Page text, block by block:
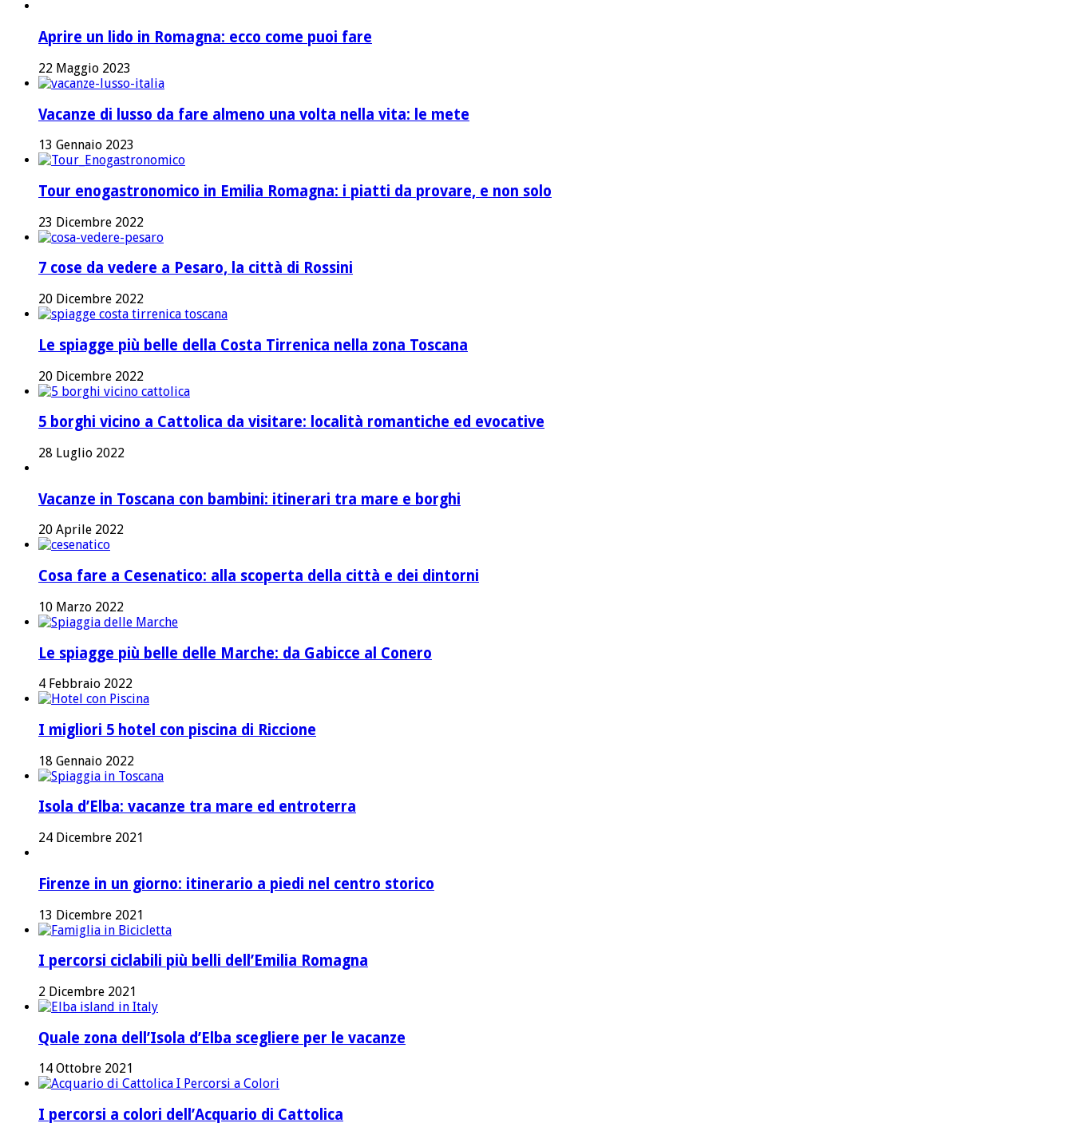
Aprire un lido in Romagna: ecco come puoi fare
22 Maggio 2023
Vacanze di lusso da fare almeno una volta nella vita: le mete
13 Gennaio 2023
Tour enogastronomico in Emilia Romagna: i piatti da provare, e non solo
23 Dicembre 2022
7 cose da vedere a Pesaro, la città di Rossini
20 Dicembre 2022
Le spiagge più belle della Costa Tirrenica nella zona Toscana
20 Dicembre 2022
5 borghi vicino a Cattolica da visitare: località romantiche ed evocative
28 Luglio 2022
Vacanze in Toscana con bambini: itinerari tra mare e borghi
20 Aprile 2022
Cosa fare a Cesenatico: alla scoperta della città e dei dintorni
10 Marzo 2022
Le spiagge più belle delle Marche: da Gabicce al Conero
4 Febbraio 2022
I migliori 5 hotel con piscina di Riccione
18 Gennaio 2022
Isola d’Elba: vacanze tra mare ed entroterra
24 Dicembre 2021
Firenze in un giorno: itinerario a piedi nel centro storico
13 Dicembre 2021
I percorsi ciclabili più belli dell’Emilia Romagna
2 Dicembre 2021
Quale zona dell’Isola d’Elba scegliere per le vacanze
14 Ottobre 2021
I percorsi a colori dell’Acquario di Cattolica